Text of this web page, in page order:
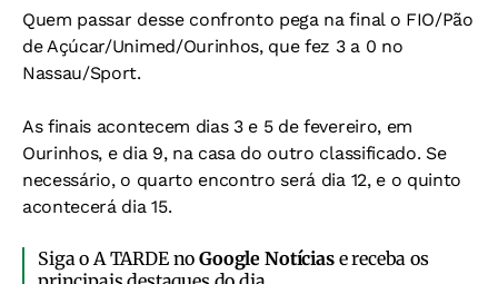
Quem passar desse confronto pega na final o FIO/Pão
de Açúcar/Unimed/Ourinhos, que fez 3 a 0 no
Nassau/Sport.
As finais acontecem dias 3 e 5 de fevereiro, em
Ourinhos, e dia 9, na casa do outro classificado. Se
necessário, o quarto encontro será dia 12, e o quinto
acontecerá dia 15.
Siga o A TARDE noGoogle Notíciase receba os